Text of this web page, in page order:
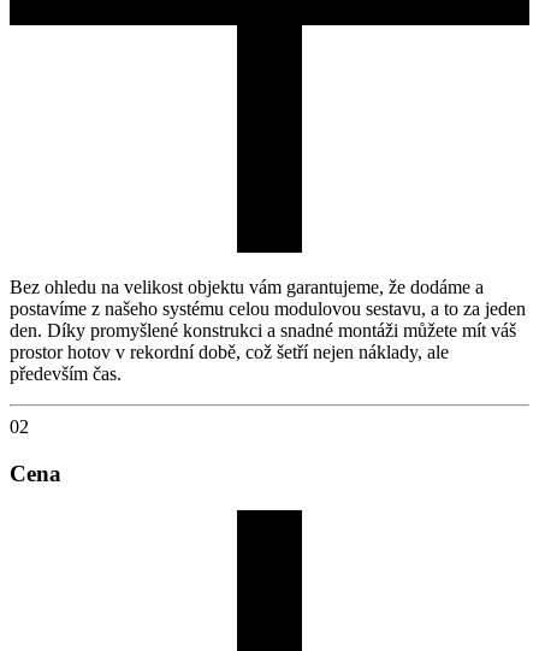
Bez ohledu na velikost objektu vám garantujeme, že dodáme a
postavíme z našeho systému celou modulovou sestavu, a to za jeden
den. Díky promyšlené konstrukci a snadné montáži můžete mít váš
prostor hotov v rekordní době, což šetří nejen náklady, ale
především čas.
02
Cena